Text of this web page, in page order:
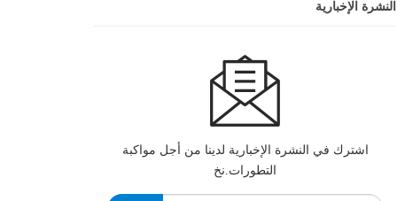
النشرة الإخبارية
اشترك في النشرة الإخبارية لدينا من أجل مواكبة
التطورات.نخ